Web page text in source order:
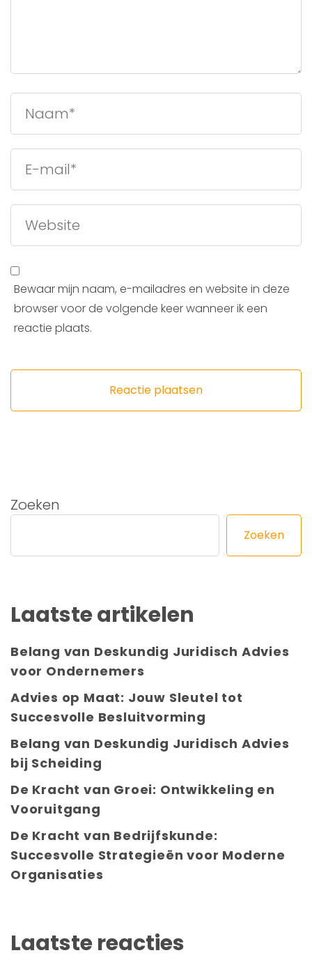
Bewaar mijn naam, e-mailadres en website in deze
browser voor de volgende keer wanneer ik een
reactie plaats.
Zoeken
Zoeken
Laatste artikelen
Belang van Deskundig Juridisch Advies
voor Ondernemers
Advies op Maat: Jouw Sleutel tot
Succesvolle Besluitvorming
Belang van Deskundig Juridisch Advies
bij Scheiding
De Kracht van Groei: Ontwikkeling en
Vooruitgang
De Kracht van Bedrijfskunde:
Succesvolle Strategieën voor Moderne
Organisaties
Laatste reacties